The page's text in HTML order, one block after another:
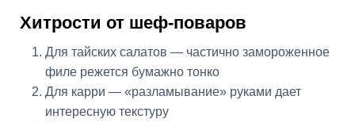
Хитрости от шеф-поваров
Для тайских салатов — частично замороженное
филе режется бумажно тонко
Для карри — «разламывание» руками дает
интересную текстуру